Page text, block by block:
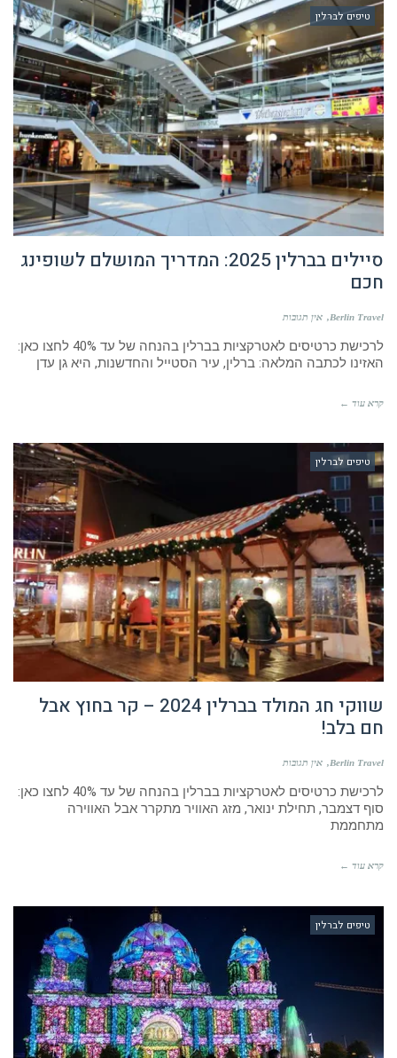
טיפים לברלין
סיילים בברלין 2025: המדריך המושלם לשופינג
חכם
Berlin Travel אין תגובות
לרכישת כרטיסים לאטרקציות בברלין בהנחה של עד 40% לחצו כאן:
האזינו לכתבה המלאה: ברלין, עיר הסטייל והחדשנות, היא גן עדן
קרא עוד ←
טיפים לברלין
שווקי חג המולד בברלין 2024 – קר בחוץ אבל
חם בלב!
Berlin Travel אין תגובות
לרכישת כרטיסים לאטרקציות בברלין בהנחה של עד 40% לחצו כאן:
סוף דצמבר, תחילת ינואר, מזג האוויר מתקרר אבל האווירה
מתחממת
קרא עוד ←
טיפים לברלין